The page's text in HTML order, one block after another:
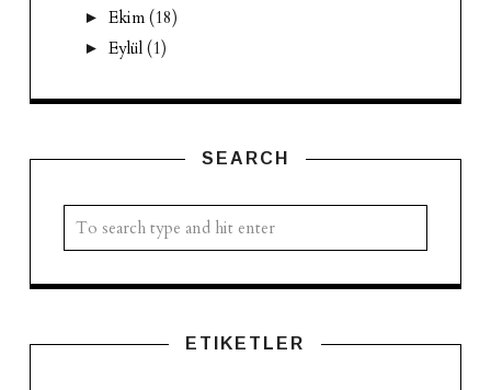
► Ekim (18)
► Eylül (1)
SEARCH
ETIKETLER